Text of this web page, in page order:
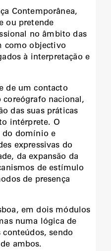
Contemporânea,
ou pretende
no âmbito das
como objectivo
à interpretação e
de um contacto
nacional,
das suas práticas
intérprete. O
do domínio e
expressivas do
da expansão da
de estímulo
de presença
em dois módulos
numa lógica de
sendo
ambos.